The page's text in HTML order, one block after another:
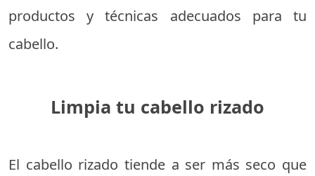
productos y técnicas adecuados para tu
cabello.
Limpia tu cabello rizado
El cabello rizado tiende a ser más seco que